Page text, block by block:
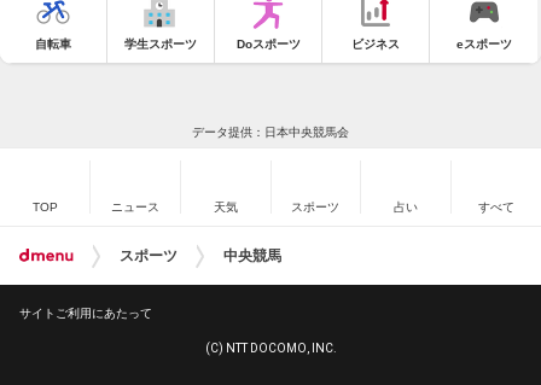
自転車 学生スポーツ Doスポーツ ビジネス eスポーツ
データ提供：日本中央競馬会
TOP ニュース 天気 スポーツ 占い すべて
スポーツ 中央競馬
サイトご利用にあたって
(C) NTT DOCOMO, INC.